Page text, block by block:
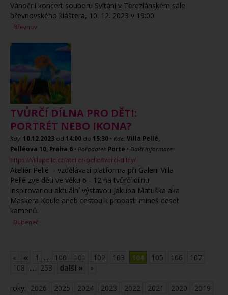
Vánoční koncert souboru Svítání v Tereziánském sále
břevnovského kláštera, 10. 12. 2023 v 19:00
Břevnov
TVŮRČÍ DÍLNA PRO DĚTI:
PORTRÉT NEBO IKONA?
Kdy: 10.12.2023 od 14:00 do 15:30 • Kde: Villa Pellé,
Pelléova 10, Praha 6 • Pořadatel: Porte • Další informace:
https://villapelle.cz/atelier-pelle/tvurci-dilny/
Ateliér Pellé - vzdělávací platforma při Galerii Villa
Pellé zve děti ve věku 6 - 12 na tvůrčí dílnu
inspirovanou aktuální výstavou Jakuba Matuška aka
Maskera Koule aneb cestou k propasti mineš deset
kamenů.
Bubeneč
« « 1 .... 100 101 102 103 104 105 106
107
108 .... 253 další » »
roky: 2026 2025 2024 2023 2022 2021 2020
2019